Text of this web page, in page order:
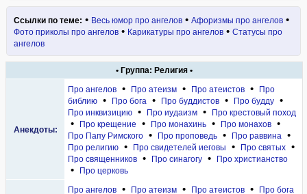
Ссылки по теме: • Весь юмор про ангелов • Афоризмы про ангелов •
Фото приколы про ангелов • Карикатуры про ангелов • Статусы про
ангелов
• Группа: Религия •
Анекдоты:
Про ангелов • Про атеизм • Про атеистов •
Про
библию • Про бога • Про буддистов • Про будду •
Про инквизицию • Про иудаизм • Про крестовый поход
• Про крещение • Про монахинь • Про монахов •
Про Папу Римского • Про проповедь • Про раввина •
Про религию • Про свидетелей иеговы • Про святых •
Про священников • Про синагогу • Про христианство
• Про церковь
Про ангелов • Про атеизм • Про атеистов • Про бога